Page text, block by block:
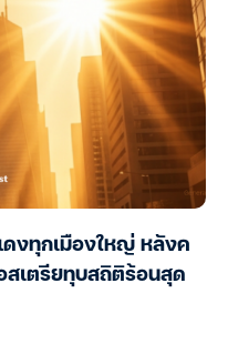
ดงทุกเมืองใหญ่ หลังค
สเตรียทุบสถิติร้อนสุด